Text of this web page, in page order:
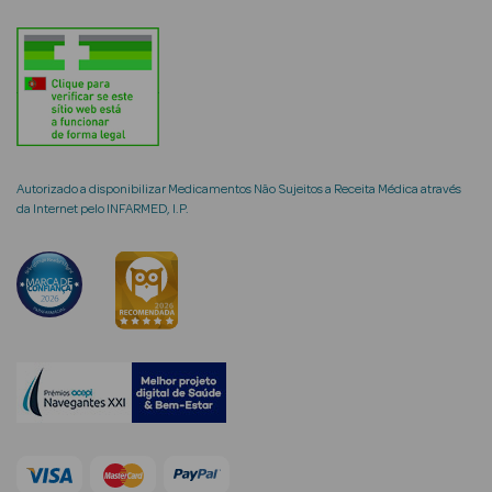
Rosto e
Ver Tudo
Rosto
Hidratantes
Creme de Olhos
envelhecimento
Autorizado a disponibilizar Medicamentos Não Sujeitos a Receita Médica através
da Internet pelo INFARMED, I.P.